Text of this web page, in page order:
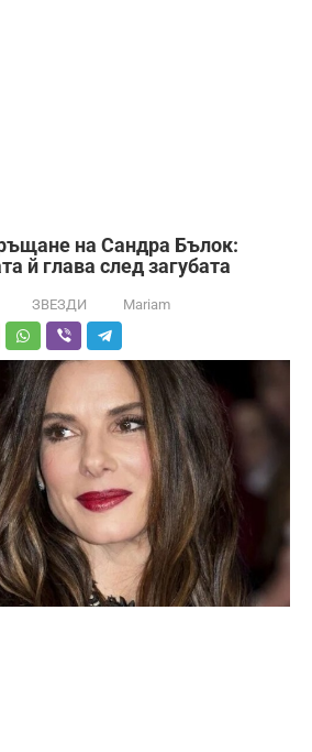
на Сандра Бълок:
й глава след загубата
ЗВЕЗДИ Mariam